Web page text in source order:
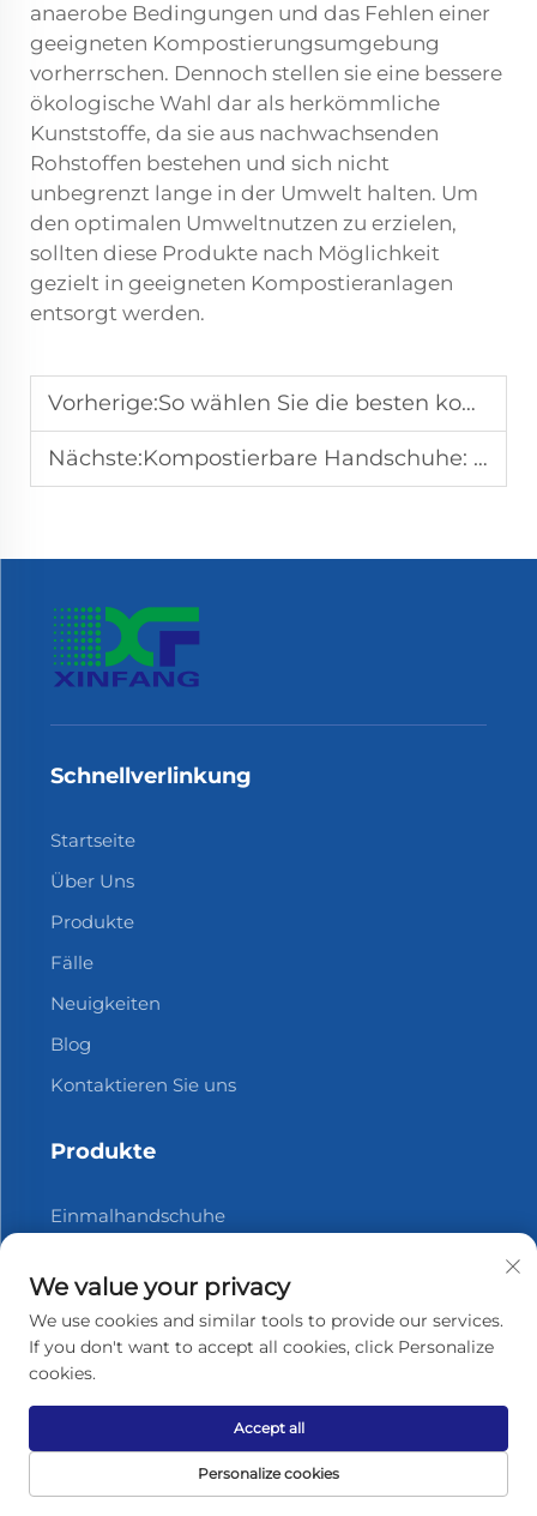
anaerobe Bedingungen und das Fehlen einer
geeigneten Kompostierungsumgebung
vorherrschen. Dennoch stellen sie eine bessere
ökologische Wahl dar als herkömmliche
Kunststoffe, da sie aus nachwachsenden
Rohstoffen bestehen und sich nicht
unbegrenzt lange in der Umwelt halten. Um
den optimalen Umweltnutzen zu erzielen,
sollten diese Produkte nach Möglichkeit
gezielt in geeigneten Kompostieranlagen
entsorgt werden.
Vorherige:So wählen Sie die besten kompostierbaren Handschuhe: Expertentipps
Nächste:Kompostierbare Handschuhe: Eine nachhaltige Wahl für Restaurants
Schnellverlinkung
Startseite
Über Uns
Produkte
Fälle
Neuigkeiten
Blog
Kontaktieren Sie uns
Produkte
Einmalhandschuhe
Stretchfilm
Plastiktasche
Tragen Sie sich in unseren Newsletter
Abonnieren Sie unseren Newsletter, um die
We value your privacy
We use cookies and similar tools to provide our services.
If you don't want to accept all cookies, click Personalize
cookies.
Personalize cookies
Accept all